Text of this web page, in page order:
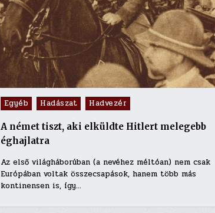
Posted
in
Egyéb Hadászat Hadvezér
A német tiszt, aki elküldte Hitlert melegebb
éghajlatra
Az első világháborúban (a nevéhez méltóan) nem csak
Európában voltak összecsapások, hanem több más
kontinensen is, így…